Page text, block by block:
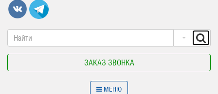
ЗАКАЗ ЗВОНКА
МЕНЮ